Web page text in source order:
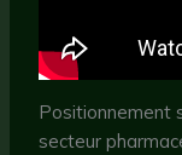
Positionnement
secteur